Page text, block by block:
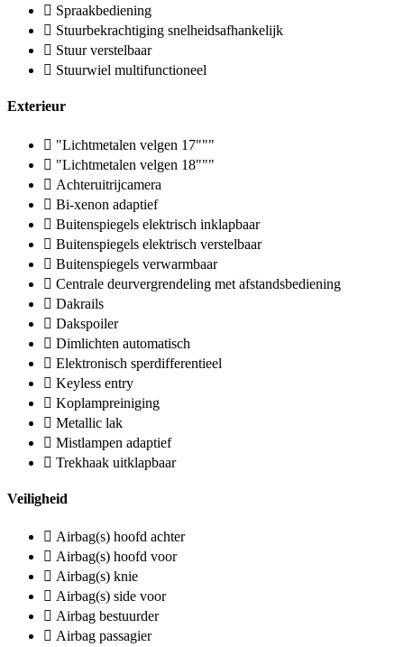
Spraakbediening
Stuurbekrachtiging snelheidsafhankelijk
Stuur verstelbaar
Stuurwiel multifunctioneel
Exterieur
"Lichtmetalen velgen 17"""
"Lichtmetalen velgen 18"""
Achteruitrijcamera
Bi-xenon adaptief
Buitenspiegels elektrisch inklapbaar
Buitenspiegels elektrisch verstelbaar
Buitenspiegels verwarmbaar
Centrale deurvergrendeling met afstandsbediening
Dakrails
Dakspoiler
Dimlichten automatisch
Elektronisch sperdifferentieel
Keyless entry
Koplampreiniging
Metallic lak
Mistlampen adaptief
Trekhaak uitklapbaar
Veiligheid
Airbag(s) hoofd achter
Airbag(s) hoofd voor
Airbag(s) knie
Airbag(s) side voor
Airbag bestuurder
Airbag passagier